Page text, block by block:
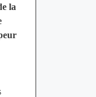
la